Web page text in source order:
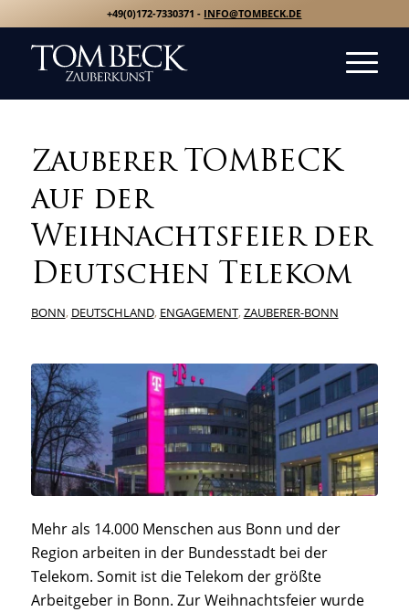
+49(0)172-7330371 - INFO@TOMBECK.DE
Zauberer TOMBECK
auf der
Weihnachtsfeier der
Deutschen Telekom
BONN, DEUTSCHLAND, ENGAGEMENT,ZAUBERER-BONN
Mehr als 14.000 Menschen aus Bonn und der
Region arbeiten in der Bundesstadt bei der
Telekom. Somit ist die Telekom der größte
Arbeitgeber in Bonn. Zur Weihnachtsfeier wurde